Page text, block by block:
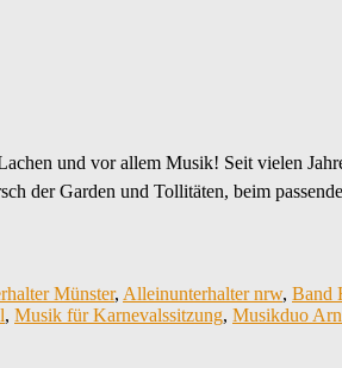
und vor allem Musik! Seit vielen
der Garden und Tollitäten, beim
Münster, Alleinunterhalter nrw, Band
, Musik für Karnevalssitzung, Musikduo